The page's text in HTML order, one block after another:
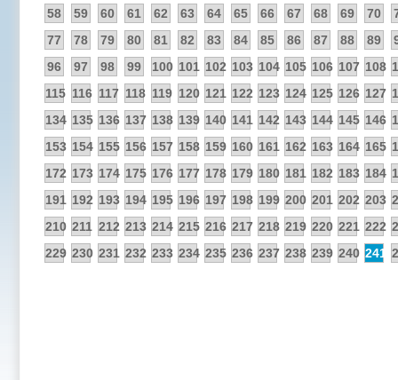
58
59 60 61 62 63 64 65 66 67 68 69 70
77
78 79 80 81 82 83 84 85 86 87 88 89
96
97 98 99 100 101 102 103 104 105 106 107 108
115 116 117 118 119 120 121 122 123 124 125 126 127
134 135 136 137 138 139 140 141 142 143 144 145 146
153 154 155 156 157 158 159 160 161 162 163 164 165
172 173 174 175 176 177 178 179 180 181 182 183 184
191 192 193 194 195 196 197 198 199 200 201 202 203
210 211 212 213 214 215 216 217 218 219 220 221 222
229 230 231 232 233 234 235 236 237 238 239 240 241